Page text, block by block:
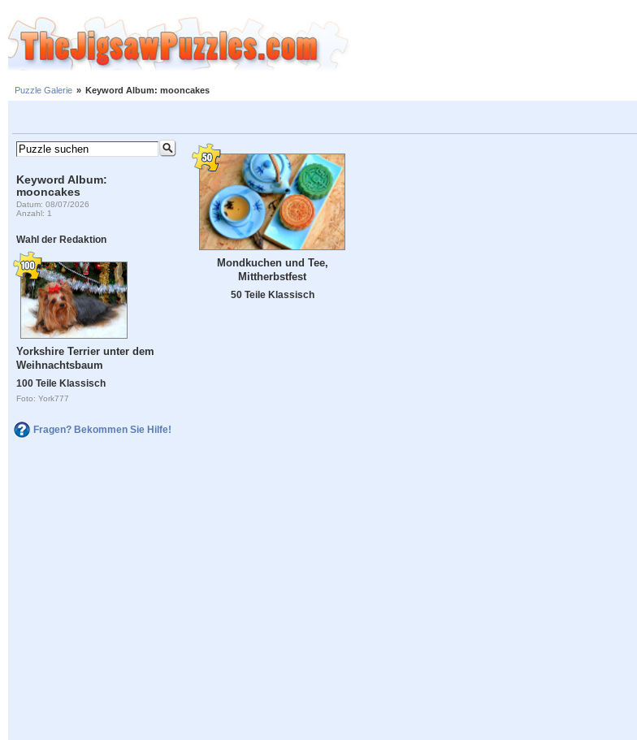
Puzzle Galerie » Keyword Album: mooncakes
Keyword Album:
mooncakes
Datum: 08/07/2026
Anzahl: 1
Wahl der Redaktion
Yorkshire Terrier unter dem
Weihnachtsbaum
100 Teile Klassisch
Foto: York777
Fragen? Bekommen Sie Hilfe!
Mondkuchen und Tee,
Mittherbstfest
50 Teile Klassisch